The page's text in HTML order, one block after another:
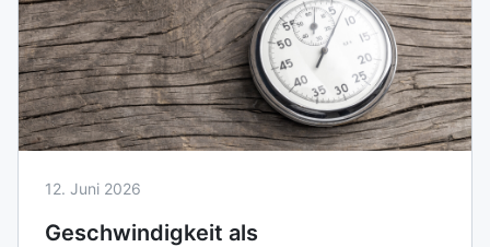
12. Juni 2026
Geschwindigkeit als